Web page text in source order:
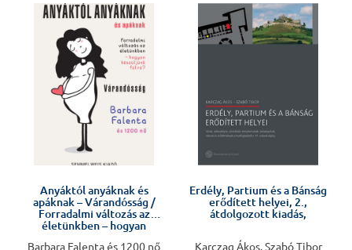
Anyáktól anyáknak és
apáknak – Várandósság /
Forradalmi változás az
életünkben – hogyan
Barbara Falenta és 1200 nő
Erdély, Partium és a Bánság
erődített helyei, 2.,
átdolgozott kiadás,
Karczag Ákos, Szabó Tibor